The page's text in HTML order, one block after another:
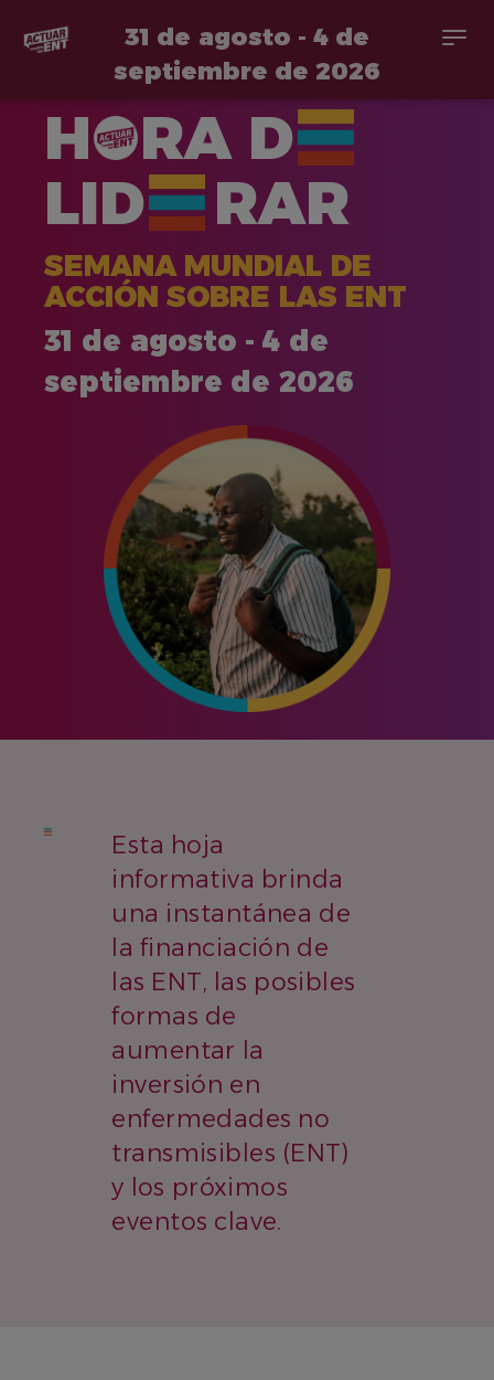
contenido
31 de agosto - 4 de
septiembre de 2026
H RA D
LID
RAR
SEMANA MUNDIAL DE
ACCIÓN SOBRE LAS ENT
31 de agosto - 4 de
septiembre de 2026
Esta hoja
informativa brinda
una instantánea de
la financiación de
las ENT, las posibles
formas de
aumentar la
inversión en
enfermedades no
transmisibles (ENT)
y los próximos
eventos clave.